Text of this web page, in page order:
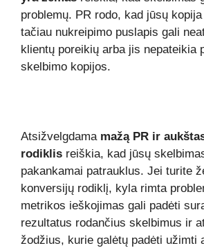
problemų. PR rodo, kad jūsų
tačiau nukreipimo puslapis gali
klientų poreikių arba jis nepateikia
skelbimo kopijos.
Atsižvelgdama mažą PR ir
rodiklis reiškia, kad jūsų
pakankamai patrauklus. Jei turite
konversijų rodiklį, kyla rimta
metrikos ieškojimas gali padėti
rezultatus rodančius skelbimus ir
žodžius, kurie galėtų padėti užimti